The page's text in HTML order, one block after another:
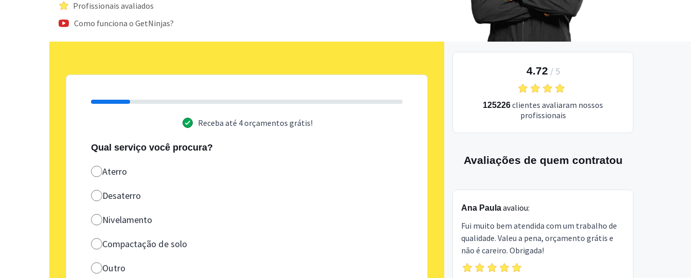
Profissionais avaliados
Como funciona o GetNinjas?
Receba até 4 orçamentos grátis!
Qual serviço você procura?
Aterro
Desaterro
Nivelamento
Compactação de solo
Outro
4.72 / 5
125226clientes avaliaram nossos
profissionais
Avaliações de quem contratou
Ana Paulaavaliou:
Fui muito bem atendida com um trabalho de
qualidade. Valeu a pena, orçamento grátis e
não é careiro. Obrigada!